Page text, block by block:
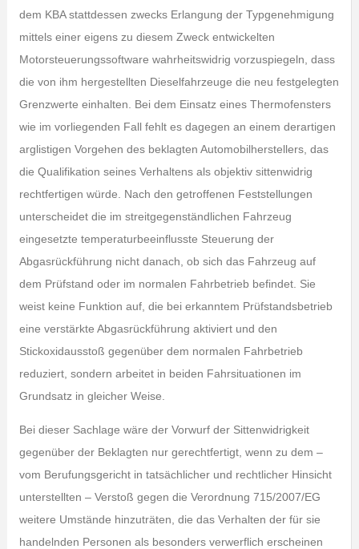
dem KBA stattdessen zwecks Erlangung der Typgenehmigung
mittels einer eigens zu diesem Zweck entwickelten
Motorsteuerungssoftware wahrheitswidrig vorzuspiegeln, dass
die von ihm hergestellten Dieselfahrzeuge die neu festgelegten
Grenzwerte einhalten. Bei dem Einsatz eines Thermofensters
wie im vorliegenden Fall fehlt es dagegen an einem derartigen
arglistigen Vorgehen des beklagten Automobilherstellers, das
die Qualifikation seines Verhaltens als objektiv sittenwidrig
rechtfertigen würde. Nach den getroffenen Feststellungen
unterscheidet die im streitgegenständlichen Fahrzeug
eingesetzte temperaturbeeinflusste Steuerung der
Abgasrückführung nicht danach, ob sich das Fahrzeug auf
dem Prüfstand oder im normalen Fahrbetrieb befindet. Sie
weist keine Funktion auf, die bei erkanntem Prüfstandsbetrieb
eine verstärkte Abgasrückführung aktiviert und den
Stickoxidausstoß gegenüber dem normalen Fahrbetrieb
reduziert, sondern arbeitet in beiden Fahrsituationen im
Grundsatz in gleicher Weise.
Bei dieser Sachlage wäre der Vorwurf der Sittenwidrigkeit
gegenüber der Beklagten nur gerechtfertigt, wenn zu dem –
vom Berufungsgericht in tatsächlicher und rechtlicher Hinsicht
unterstellten – Verstoß gegen die Verordnung 715/2007/EG
weitere Umstände hinzuträten, die das Verhalten der für sie
handelnden Personen als besonders verwerflich erscheinen